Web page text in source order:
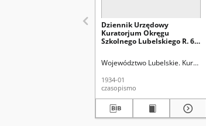
Dziennik Urzędowy
Kuratorjum Okręgu
Szkolnego Lubelskiego R. 6,
Województwo Lubelskie.
1934-01
czasopismo